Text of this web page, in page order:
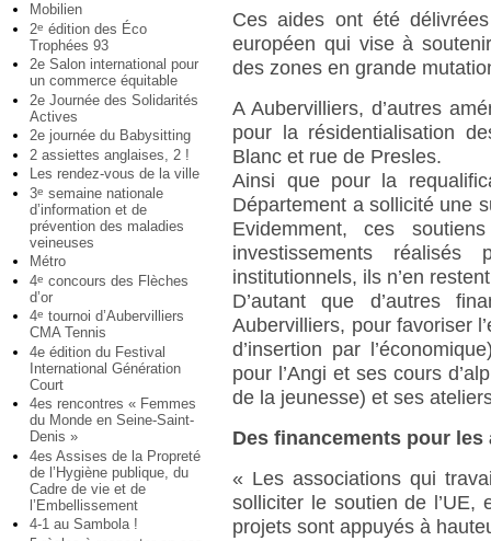
Mobilien
2e édition des Éco
Trophées 93
2e Salon international pour
un commerce équitable
2e Journée des Solidarités
Actives
2e journée du Babysitting
2 assiettes anglaises, 2 !
Les rendez-vous de la ville
3e semaine nationale
d’information et de
prévention des maladies
veineuses
Métro
4e concours des Flèches
d’or
4e tournoi d’Aubervilliers
CMA Tennis
4e édition du Festival
International Génération
Court
4es rencontres « Femmes
du Monde en Seine-Saint-
Denis »
4es Assises de la Propreté
de l’Hygiène publique, du
Cadre de vie et de
l’Embellissement
4-1 au Sambola !
Ces aides ont été
européen qui vise à
des zones en grande
A Aubervilliers, d’autres
pour la résidentialisation
Blanc et rue de Presles.
Ainsi que pour la
Département a sollicité une
Evidemment, ces
investissements
institutionnels, ils n’en
D’autant que d’autres
Aubervilliers, pour favoriser
d’insertion par
pour l’Angi et ses cours
de la jeunesse) et ses
Des financements pour
« Les associations qui
solliciter le soutien de l’UE,
projets sont appuyés à